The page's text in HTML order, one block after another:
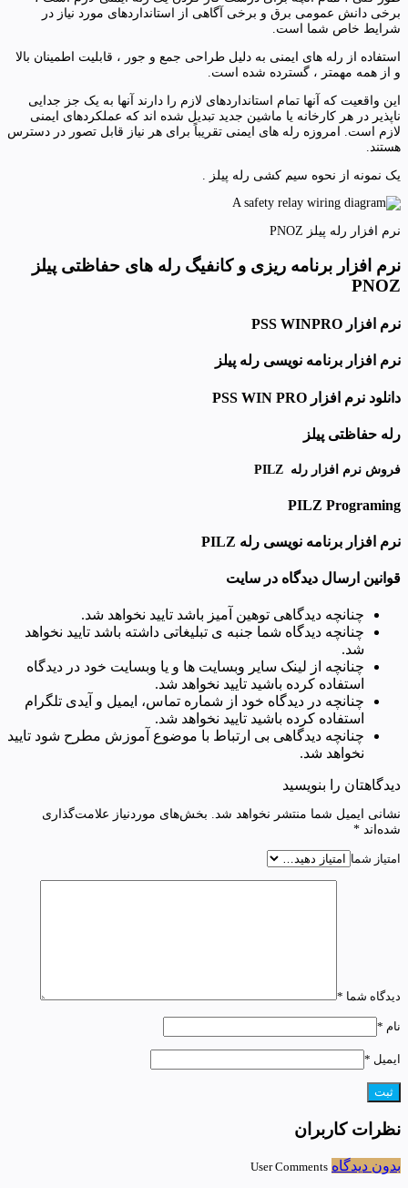
برخی دانش عمومی برق و برخی آگاهی از استانداردهای مورد نیاز در
شرایط خاص شما است.
استفاده از رله های ایمنی به دلیل طراحی جمع و جور ، قابلیت اطمینان بالا
و از همه مهمتر ، گسترده شده است.
این واقعیت که آنها تمام استانداردهای لازم را دارند آنها به یک جز جدایی
ناپذیر در هر کارخانه یا ماشین جدید تبدیل شده اند که عملکردهای ایمنی
لازم است. امروزه رله های ایمنی تقریباً برای هر نیاز قابل تصور در دسترس
هستند.
یک نمونه از نحوه سیم کشی رله پیلز .
نرم افزار رله پیلز PNOZ
نرم افزار برنامه ریزی و کانفیگ رله های حفاظتی پیلز
PNOZ
نرم افزار PSS WINPRO
نرم افزار برنامه نویسی رله پیلز
دانلود نرم افزار PSS WIN PRO
رله حفاظتی پیلز
فروش نرم افزار رله PILZ
PILZ Programing
نرم افزار برنامه نویسی رله PILZ
قوانین ارسال دیدگاه در سایت
چنانچه دیدگاهی توهین آمیز باشد تایید نخواهد شد.
چنانچه دیدگاه شما جنبه ی تبلیغاتی داشته باشد تایید نخواهد
شد.
چنانچه از لینک سایر وبسایت ها و یا وبسایت خود در دیدگاه
استفاده کرده باشید تایید نخواهد شد.
چنانچه در دیدگاه خود از شماره تماس، ایمیل و آیدی تلگرام
استفاده کرده باشید تایید نخواهد شد.
چنانچه دیدگاهی بی ارتباط با موضوع آموزش مطرح شود تایید
نخواهد شد.
دیدگاهتان را بنویسید
نشانی ایمیل شما منتشر نخواهد شد. بخش‌های موردنیاز علامت‌گذاری
شده‌اند *
امتیاز شما
دیدگاه شما *
نام *
ایمیل *
نظرات کاربران
بدون دیدگاه User Comments